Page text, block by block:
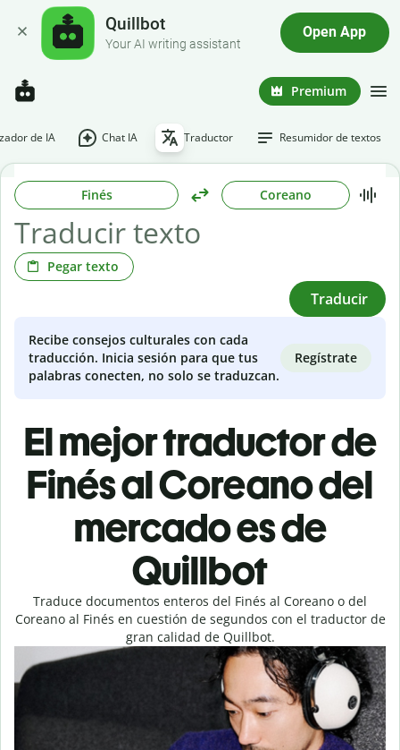
Quillbot
Your AI writing assistant
Open App
Premium
de IA Chat IA Traductor Resumidor de textos
Finés Coreano
Pegar texto
Traducir
Recibe consejos culturales con cada
traducción. Inicia sesión para que tus
palabras conecten, no solo se traduzcan.
Regístrate
El mejor traductor de
Finés al Coreano del
mercado es de
Quillbot
Traduce documentos enteros del Finés al Coreano o del
Coreano al Finés en cuestión de segundos con el traductor de
gran calidad de Quillbot.